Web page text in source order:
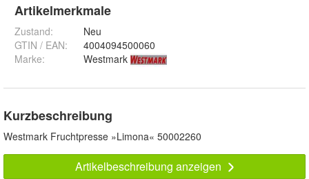
Artikelmerkmale
Zustand:
Neu
GTIN / EAN:
4004094500060
Marke:
Westmark
Kurzbeschreibung
Westmark Fruchtpresse »Limona« 50002260
Artikelbeschreibung anzeigen